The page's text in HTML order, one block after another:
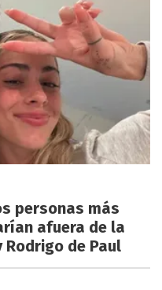
personas más
afuera de la
de Paul